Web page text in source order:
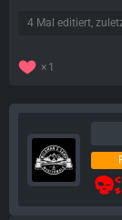
4 Mal editiert,
1